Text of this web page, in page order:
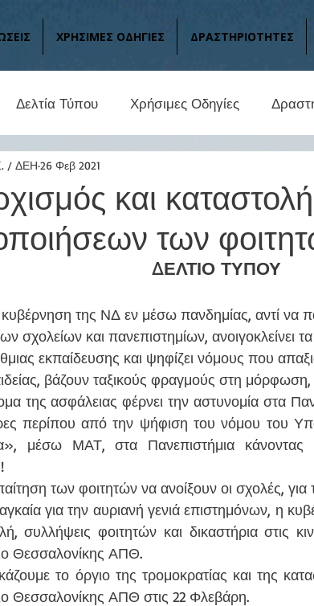
ΧΡΗΣΙΜΕΣ ΟΔΗΓΙΕΣ ΔΡΑΣΤΗΡΙΟΤΗΤΕΣ
Δελτία Τύπου Χρήσιμες Οδηγίες
και
των
/ ΔΕΗ 26 Φεβ 2021
ΔΕΛΤΙΟ ΤΥΠΟΥ
σχολείων και πανεπιστημίων, ανοιγοκλείνει
εκπαίδευσης και ψηφίζει νόμους που
βάζουν ταξικούς φραγμούς στη μόρφωση,
περίπου από την ψήφιση του νόμου του
μέσω ΜΑΤ, στα Πανεπιστήμια κάνοντας
για την αυριανή γενιά επιστημόνων, η
συλλήψεις φοιτητών και δικαστήρια στις
Θεσσαλονίκης ΑΠΘ.
Θεσσαλονίκης ΑΠΘ στις 22 Φλεβάρη.